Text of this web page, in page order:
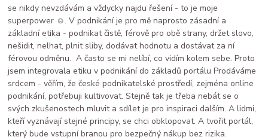
se nikdy nevzdávám a vždycky najdu řešení - to je moje
superpower ☺️. V podnikání je pro mě naprosto zásadní a
základní etika - podnikat čistě, férově pro obě strany, držet slovo,
nešidit, nelhat, plnit sliby, dodávat hodnotu a dostávat za ní
férovou odměnu. A často se mi nelíbí, co vidím kolem sebe. Proto
jsem integrovala etiku v podnikání do základů portálu Prodáváme
srdcem - věřím, že české podnikatelské prostředí, zejména online
podnikání, potřebuji kultivovat. Stejně tak je třeba nebát se o
svých zkušenostech mluvit a sdílet je pro inspiraci dalším. A lidmi,
kteří vyznávají stejné principy, se chci obklopovat. A tvořit portál,
který bude vstupní branou pro bezpečný nákup bez rizika.